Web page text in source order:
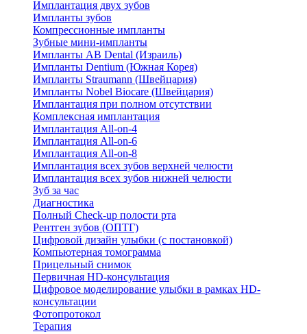
Имплантация двух зубов
Импланты зубов
Компрессионные импланты
Зубные мини-импланты
Импланты AB Dental (Израиль)
Импланты Dentium (Южная Корея)
Импланты Straumann (Швейцария)
Импланты Nobel Biocare (Швейцария)
Имплантация при полном отсутствии
Комплексная имплантация
Имплантация All-on-4
Имплантация All-on-6
Имплантация All-on-8
Имплантация всех зубов верхней челюсти
Имплантация всех зубов нижней челюсти
Зуб за час
Диагностика
Полный Check-up полости рта
Рентген зубов (ОПТГ)
Цифровой дизайн улыбки (с постановкой)
Компьютерная томограмма
Прицельный снимок
Первичная HD-консультация
Цифровое моделирование улыбки в рамках HD-
консультации
Фотопротокол
Терапия